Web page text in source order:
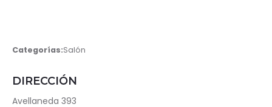
Categorías:Salón
DIRECCIÓN
Avellaneda 393